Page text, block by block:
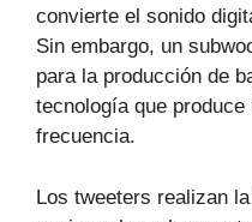
convierte el sonido
Sin embargo, un
para la producción de
tecnología que produce
frecuencia.
Los tweeters realizan